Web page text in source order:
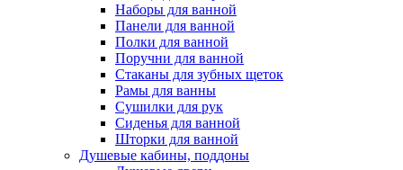
Наборы для ванной
Панели для ванной
Полки для ванной
Поручни для ванной
Стаканы для зубных щеток
Рамы для ванны
Сушилки для рук
Сиденья для ванной
Шторки для ванной
Душевые кабины, поддоны